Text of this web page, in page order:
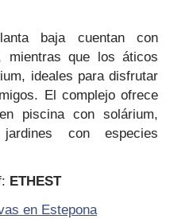
baja cuentan con
mientras que los áticos
ideales para disfrutar
El complejo ofrece
piscina con solárium,
con especies
ETHEST
en Estepona